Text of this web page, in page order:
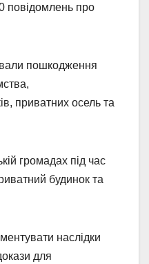
повідомлень про
пошкодження
приватних осель та
громадах під час
будинок та
наслідки
для